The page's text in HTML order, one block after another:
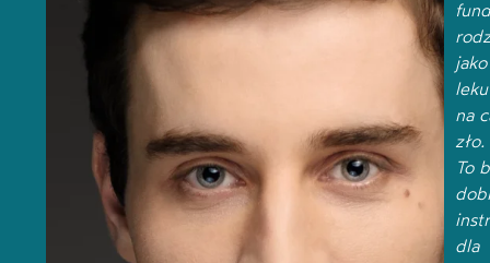
jako
leku
na
zło.
To
dla